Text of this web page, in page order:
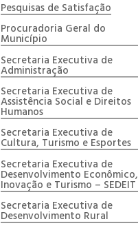
Pesquisas de Satisfação
Procuradoria Geral do
Município
Secretaria Executiva de
Administração
Secretaria Executiva de
Assistência Social e Direitos
Humanos
Secretaria Executiva de
Cultura, Turismo e Esportes
Secretaria Executiva de
Desenvolvimento Econômico,
Inovação e Turismo – SEDEIT
Secretaria Executiva de
Desenvolvimento Rural